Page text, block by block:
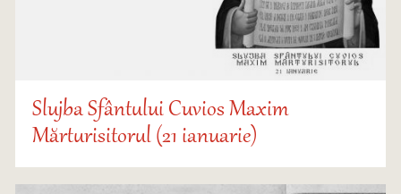
Slujba Sfântului Cuvios Maxim
Mărturisitorul (21 ianuarie)